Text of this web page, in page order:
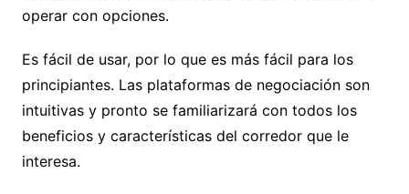
operar con opciones.
Es fácil de usar, por lo que es más fácil para los
principiantes. Las plataformas de negociación son
intuitivas y pronto se familiarizará con todos los
beneficios y características del corredor que le
interesa.